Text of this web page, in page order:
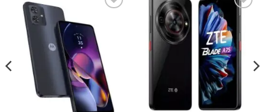
alla lista
desideri
Aggiungi
alla lista
dei
desideri